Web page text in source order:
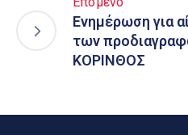
Ενημέρωση για
των
ΚΟΡΙΝΘΟΣ